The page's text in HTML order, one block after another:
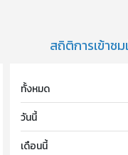
สถิติการเข้าชม
ทั้งหมด
วันนี้
เดือนนี้